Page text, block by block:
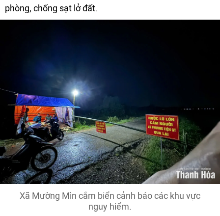
phòng, chống sạt lở đất.
Xã Mường Mìn cắm biển cảnh báo các khu vực
nguy hiểm.